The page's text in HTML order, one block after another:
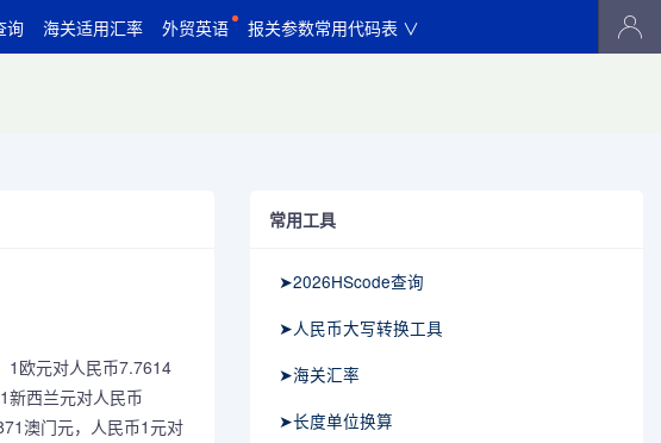
询 海关适用汇率 外贸英语 报关参数常用代码表 ∨
1欧元对人民币7.7614
新西兰元对人民币
澳门元，人民币1元对
常用工具
➤2026HScode查询
➤人民币大写转换工具
➤海关汇率
➤长度单位换算